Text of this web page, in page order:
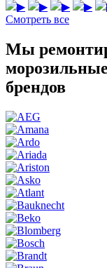
▶
▶ ▶ ▶
Смотреть все
Мы
брендов